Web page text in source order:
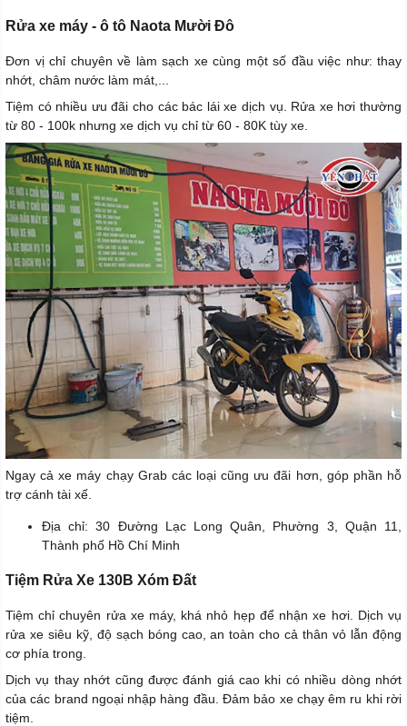
Rửa xe máy - ô tô Naota Mười Đô
Đơn vị chỉ chuyên về làm sạch xe cùng một số đầu việc như: thay
nhớt, châm nước làm mát,...
Tiệm có nhiều ưu đãi cho các bác lái xe dịch vụ. Rửa xe hơi thường
từ 80 - 100k nhưng xe dịch vụ chỉ từ 60 - 80K tùy xe.
Ngay cả xe máy chạy Grab các loại cũng ưu đãi hơn, góp phần hỗ
trợ cánh tài xế.
Địa chỉ: 30 Đường Lạc Long Quân, Phường 3, Quận 11,
Thành phố Hồ Chí Minh
Tiệm Rửa Xe 130B Xóm Đất
Tiệm chỉ chuyên rửa xe máy, khá nhỏ hẹp để nhận xe hơi. Dịch vụ
rửa xe siêu kỹ, độ sạch bóng cao, an toàn cho cả thân vỏ lẫn động
cơ phía trong.
Dịch vụ thay nhớt cũng được đánh giá cao khi có nhiều dòng nhớt
của các brand ngoại nhập hàng đầu. Đảm bảo xe chạy êm ru khi rời
tiệm.